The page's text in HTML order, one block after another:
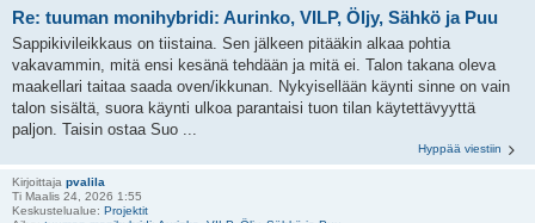
Re: tuuman monihybridi: Aurinko, VILP, Öljy, Sähkö ja Puu
Sappikivileikkaus on tiistaina. Sen jälkeen pitääkin alkaa pohtia
vakavammin, mitä ensi kesänä tehdään ja mitä ei. Talon takana oleva
maakellari taitaa saada oven/ikkunan. Nykyisellään käynti sinne on vain
talon sisältä, suora käynti ulkoa parantaisi tuon tilan käytettävyyttä
paljon. Taisin ostaa Suo ...
Hyppää viestiin
Kirjoittaja pvalila
Ti Maalis 24, 2026 1:55
Keskustelualue: Projektit